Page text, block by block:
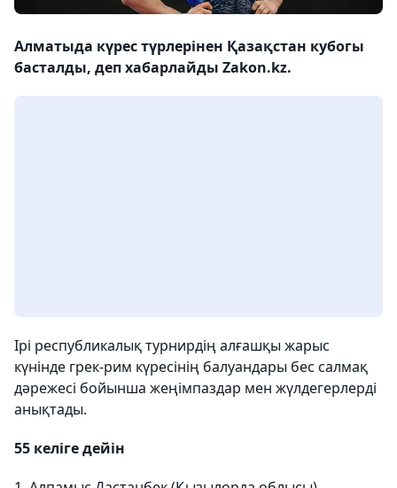
Алматыда күрес түрлерінен Қазақстан кубогы
басталды, деп хабарлайды Zakon.kz.
Ірі республикалық турнирдің алғашқы жарыс
күнінде грек-рим күресінің балуандары бес салмақ
дәрежесі бойынша жеңімпаздар мен жүлдегерлерді
анықтады.
55 келіге дейін